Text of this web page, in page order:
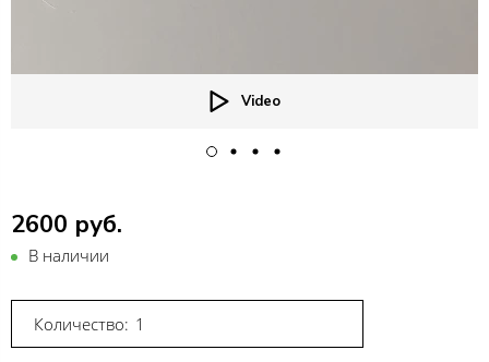
Video
2600 руб.
В наличии
Количество: